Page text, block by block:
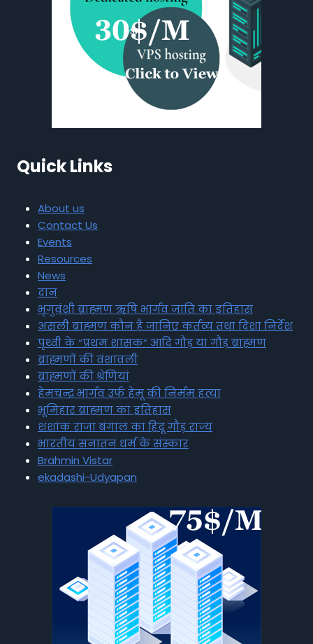
Quick Links
About us
Contact Us
Events
Resources
News
दान
भृगुवंशी ब्राह्मण ऋषि भार्गव जाति का इतिहास
असली ब्राह्मण कौन है जानिए कर्तव्य तथा दिशा निर्देश
पृथ्वी के “प्रथम शासक” आदि गौड़ या गौड़ ब्राह्मण
ब्राह्मणों की वंशावली
ब्राह्मणों की श्रेणियां
हेमचन्द्र भार्गव उर्फ हेमू की निर्मम हत्या
भूमिहार ब्राह्मण का इतिहास
शशांक राजा बंगाल का हिंदू गौड़ राज्य
भारतीय सनातन धर्म के संस्कार
Brahmin Vistar
ekadashi-Udyapan